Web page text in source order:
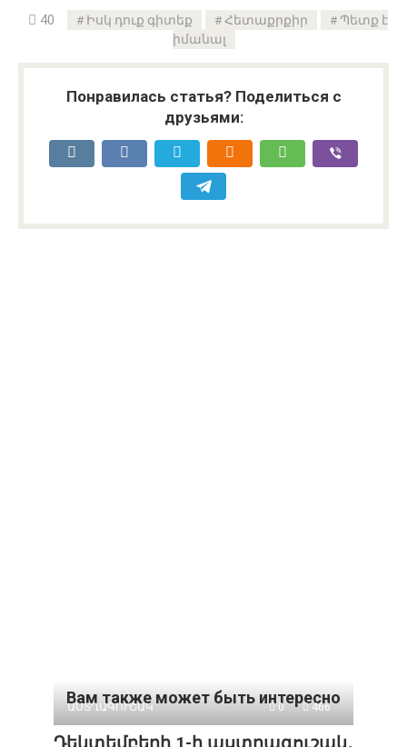
40 Իսկ դուք գիտեք Հետաքրքիր
Պետք է
իմանալ
Понравилась статья? Поделиться с
друзьями:
Вам также может быть интересно
ԱՍՏՂԱԳՈՒՇԱԿ 0 466
Դեկտեմբերի 1-ի աստղագուշակ․